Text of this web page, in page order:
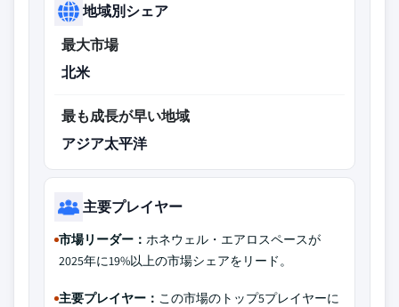
地域別シェア
最大市場
北米
最も成長が早い地域
アジア太平洋
主要プレイヤー
市場リーダー： ホネウェル・エアロスペースが
2025年に19%以上の市場シェアをリード。
主要プレイヤー： この市場のトップ5プレイヤーに